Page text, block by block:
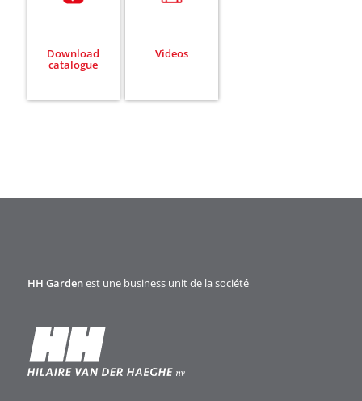
Download
catalogue
Videos
HH Gardenest une business unit de la société